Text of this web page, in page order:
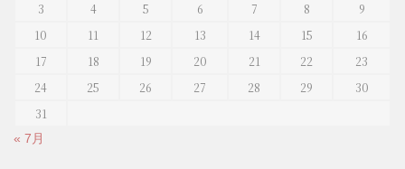
3
4 5 6 7 8
9
10
11 12 13 14 15
16
17
18 19 20 21 22
23
24
25 26 27 28 29
30
31
« 7月